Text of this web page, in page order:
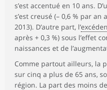
s’est accentué en 10 ans.
s’est creusé (– 0,6 % par an
2013). D’autre part, l’
après + 0,3 %) sous l’effet
naissances et de
Comme partout ailleurs, la
sur cinq a plus de 65 ans,
région. La part des moins